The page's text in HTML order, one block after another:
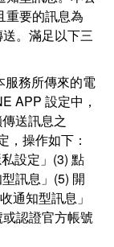
重要的訊息為
。滿足以下三
服務所傳來的電
APP 設定中，
送訊息之
，操作如下：
設定」(3) 點
訊息」(5) 開
通知型訊息」
認證官方帳號